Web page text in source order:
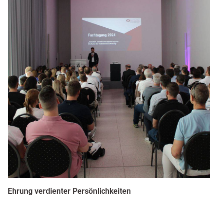
Ehrung verdienter Persönlichkeiten